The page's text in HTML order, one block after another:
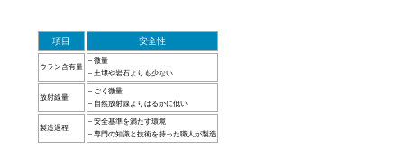
項目 安全性
ウラン含有量
– 微量
– 土壌や岩石よりも少ない
放射線量
– ごく微量
– 自然放射線よりはるかに低い
製造過程
– 安全基準を満たす環境
– 専門の知識と技術を持った職人が製造